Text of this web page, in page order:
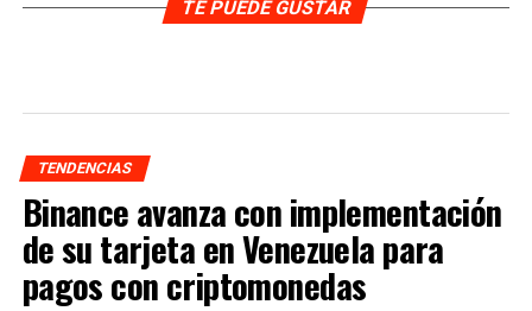
TE PUEDE GUSTAR
TENDENCIAS
Binance avanza con implementación
de su tarjeta en Venezuela para
pagos con criptomonedas